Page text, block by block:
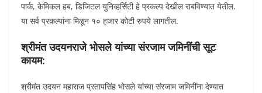
पार्क, केमिकल हब, डिजिटल युनिव्हर्सिटी हे प्रकल्प देखील राबविण्यात येतील.
या सर्व प्रकल्पांना मिळून १० हजार कोटी रुपये लागतील.
श्रीमंत उदयनराजे भोसले यांच्या संरजाम जमिनींची सूट
कायम:
श्रीमंत उदयन महाराज प्रतापसिंह भोसले यांच्या संरजाम जमिनींना देण्यात